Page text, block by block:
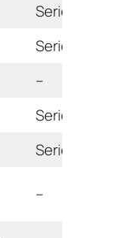
Serie
Serie
–
Serie
Serie
–